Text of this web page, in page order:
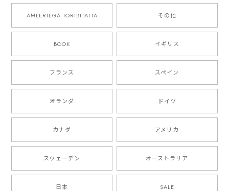
AMEERIEGA TORIBITATTA その他
BOOK イギリス
フランス スペイン
オランダ ドイツ
カナダ アメリカ
スウェーデン オーストラリア
日本 SALE